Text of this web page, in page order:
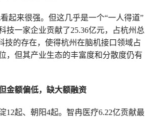
起来很强。但这几乎是一个“一人得道”
一家企业贡献了25.36亿元，占杭州总
技的存在，使得杭州在脑机接口领域占
，但其产业生态的丰富度和分散度仍有
金额偏低，缺大额融资
12起、朝阳4起。智冉医疗6.22亿贡献最